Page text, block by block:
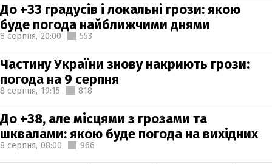
До +33 градусів і локальні грози: якою
буде погода найближчими днями
8 серпня, 20:00 553
Частину України знову накриють грози:
погода на 9 серпня
8 серпня, 19:15 818
До +38, але місцями з грозами та
шквалами: якою буде погода на вихідних
8 серпня, 08:00 966